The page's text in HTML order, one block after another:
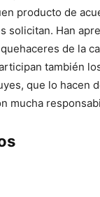
producto de
solicitan. Han
de la
también
que lo hacen
mucha